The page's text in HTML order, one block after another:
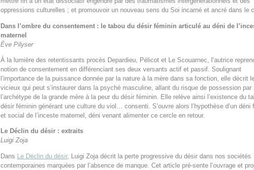
oppressions culturelles ; et promouvoir un nouveau sens du Soi incarné et ancré dans le
Dans l’ombre du consentement : le tabou du désir féminin articulé au déni de
maternel
Ève Pilyser
À la lumière des retentissants procès Depardieu, Pélicot et Le Scouarnec, l’autrice
notion de consentement en différenciant ses deux versants actif et passif. Soulignant
l’importance de la puissance donnée par la nature à la mère dans sa fonction, elle décrit
vicieux qui peut s’instaurer dans la psyché masculine, allant du risque de possession par
l’archétype de la grande mère à la peur du désir féminin. Elle relève ainsi l’existence du
désir féminin générant une culture du viol… consenti. S’ouvre alors l’hypothèse d’un déni
et social de l’inceste maternel, déni venant alimenter ce cercle en retour.
Le Déclin du désir : extraits
Luigi Zoja
Dans Le Déclin du désir, Luigi Zoja décrit la perte progressive du désir dans nos sociétés
contemporaines marquées par l’absence de manque. Cet article pré-sente l’ouvrage et